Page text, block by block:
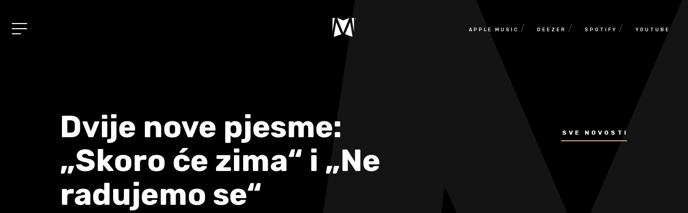
"Mi"
02/ Muzika
03/ Koncerti
APPLE MUSIC / DEEZER / SPOTIFY / YOUTUBE
Dvije nove pjesme:
„Skoro će zima“ i „Ne
radujemo se“
SVE NOVOSTI